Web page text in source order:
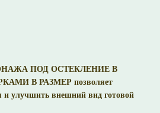
ПОД ОСТЕКЛЕНИЕ В
В РАЗМЕР позволяет
и улучшить внешний вид готовой